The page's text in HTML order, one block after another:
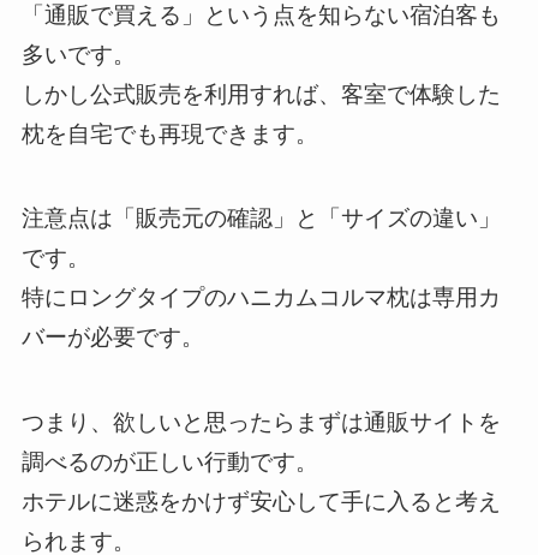
「通販で買える」という点を知らない宿泊客も
多いです。
しかし公式販売を利用すれば、客室で体験した
枕を自宅でも再現できます。
注意点は「販売元の確認」と「サイズの違い」
です。
特にロングタイプのハニカムコルマ枕は専用カ
バーが必要です。
つまり、欲しいと思ったらまずは通販サイトを
調べるのが正しい行動です。
ホテルに迷惑をかけず安心して手に入ると考え
られます。